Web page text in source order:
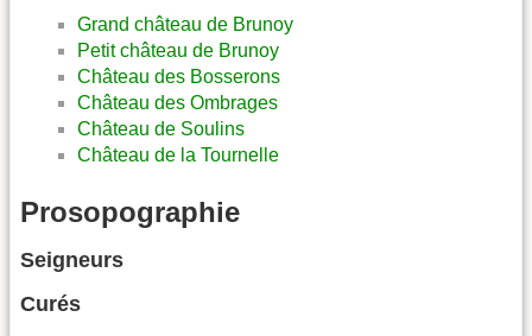
Grand château de Brunoy
Petit château de Brunoy
Château des Bosserons
Château des Ombrages
Château de Soulins
Château de la Tournelle
Prosopographie
Seigneurs
Curés